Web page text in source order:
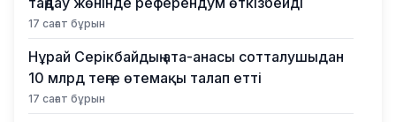
17 сағат бұрын
Нұрай Серікбайдың ата-анасы сотталушыдан
10 млрд теңге өтемақы талап етті
17 сағат бұрын